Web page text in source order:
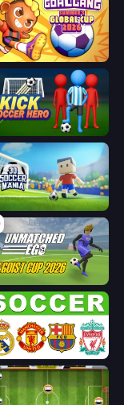
Gang
Soccer Hero
Soccer Mania
Football Quiz